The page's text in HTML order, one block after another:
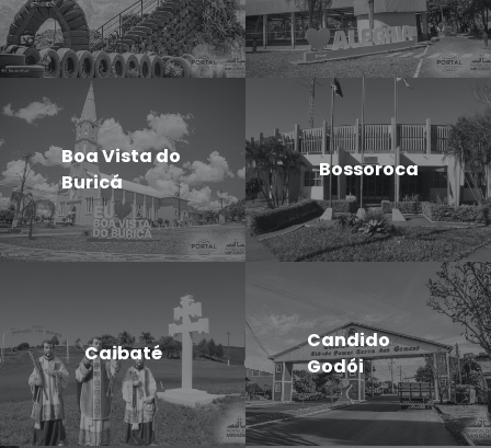
Boa Vista do
Buricá
Bossoroca
Caibaté
Candido
Godói